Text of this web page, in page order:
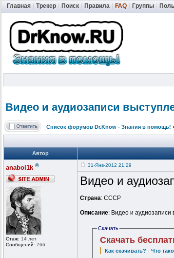
Главная Трекер Поиск Правила FAQ Группы
Видео и аудиозаписи
Список форумов Dr.Know - Знания в помощь!
Автор
anabol1k ®
Стаж: 14 лет
Сообщений: 766
31-Янв-2012 21:29
Видео и
Страна: СССР
Описание: Видео и аудиозаписи
Скачать
Скачать
Как скачивать? ·Что